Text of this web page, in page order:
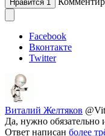
Нравится 1
Facebook
Вконтакте
Twitter
Виталий Желтяков
Да, нужно обязательно
Ответ написан более